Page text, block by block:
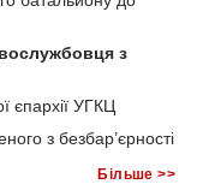
з
єпархії УГКЦ
з безбар’єрності
Більше >>